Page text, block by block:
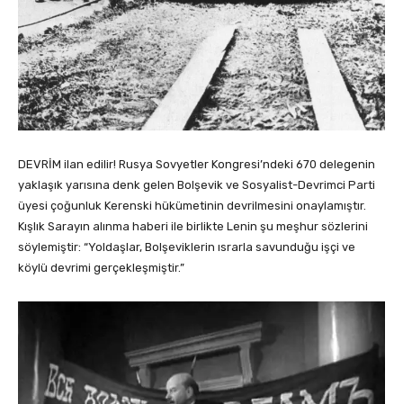
DEVRİM ilan edilir! Rusya Sovyetler Kongresi’ndeki 670 delegenin
yaklaşık yarısına denk gelen Bolşevik ve Sosyalist-Devrimci Parti
üyesi çoğunluk Kerenski hükümetinin devrilmesini onaylamıştır.
Kışlık Sarayın alınma haberi ile birlikte Lenin şu meşhur sözlerini
söylemiştir: “Yoldaşlar, Bolşeviklerin ısrarla savunduğu işçi ve
köylü devrimi gerçekleşmiştir.”